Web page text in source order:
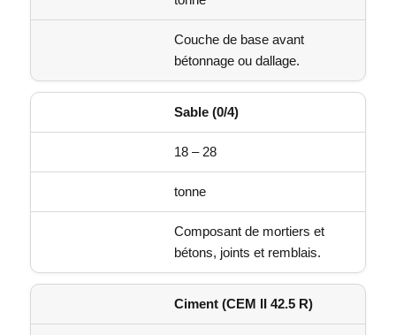
Couche de base avant
bétonnage ou dallage.
Sable (0/4)
18 – 28
tonne
Composant de mortiers et
bétons, joints et remblais.
Ciment (CEM II 42.5 R)